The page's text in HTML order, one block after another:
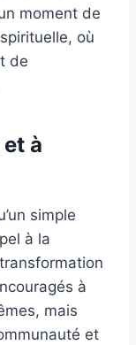
moment de
où
de
à
simple
à la
à
mais
et